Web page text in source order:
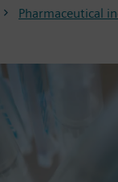
Pharmaceutical